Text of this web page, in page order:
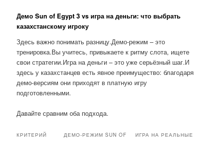
Демо Sun of Egypt 3 vs игра на деньги: что выбрать
казахстанскому игроку
Здесь важно понимать разницу.Демо-режим – это
тренировка.Вы учитесь, привыкаете к ритму слота, ищете
свои стратегии.Игра на деньги – это уже серьёзный шаг.И
здесь у казахстанцев есть явное преимущество: благодаря
демо-версиям они приходят в платную игру
подготовленными.
Давайте сравним оба подхода.
КРИТЕРИЙ
ДЕМО-РЕЖИМ SUN OF
ИГРА НА РЕАЛЬНЫЕ